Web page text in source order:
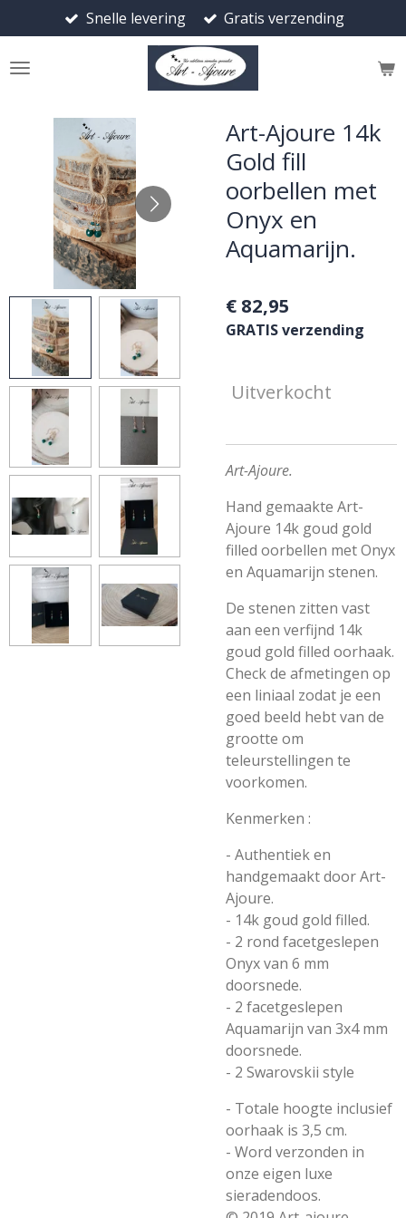
direct
naar
Snelle levering Gratis verzending
Art-Ajoure 14k
Gold fill
oorbellen met
Onyx en
Aquamarijn.
€ 82,95
GRATIS verzending
Uitverkocht
Art-Ajoure.
Hand gemaakte Art-
Ajoure 14k goud gold
filled oorbellen met Onyx
en Aquamarijn stenen.
De stenen zitten vast
aan een verfijnd 14k
goud gold filled oorhaak.
Check de afmetingen op
een liniaal zodat je een
goed beeld hebt van de
grootte om
teleurstellingen te
voorkomen.
Kenmerken :
- Authentiek en
handgemaakt door Art-
Ajoure.
- 14k goud gold filled.
- 2 rond facetgeslepen
Onyx van 6 mm
doorsnede.
- 2 facetgeslepen
Aquamarijn van 3x4 mm
doorsnede.
- 2 Swarovskii style
- Totale hoogte inclusief
oorhaak is 3,5 cm.
- Word verzonden in
onze eigen luxe
sieradendoos.